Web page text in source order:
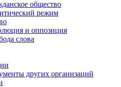
общество
режим
и оппозиция
слова
других организаций